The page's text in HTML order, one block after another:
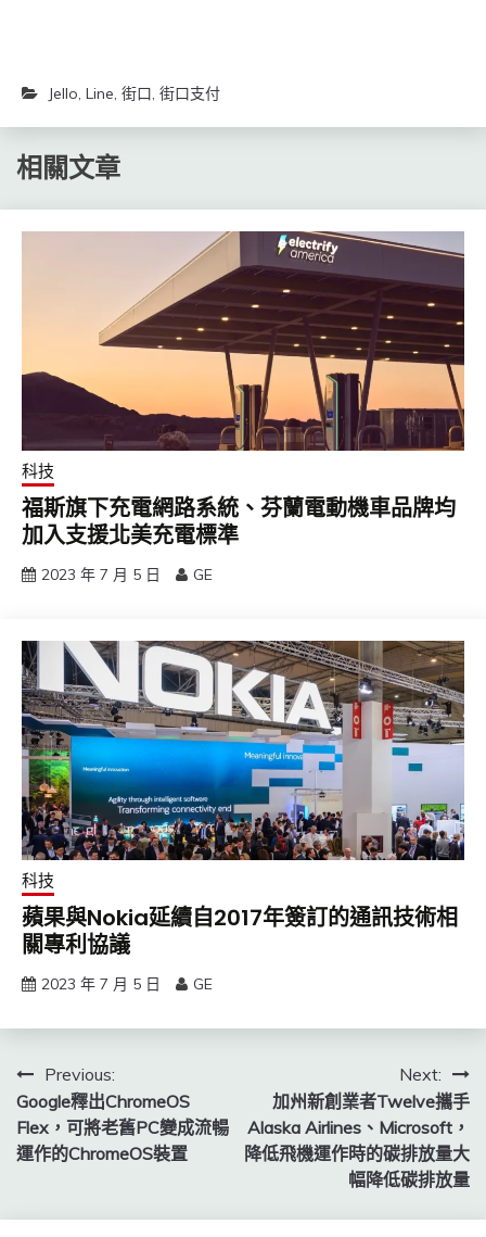
Jello, Line, 街口, 街口支付
相關文章
科技
福斯旗下充電網路系統、芬蘭電動機車品牌均
加入支援北美充電標準
2023 年 7 月 5 日 GE
科技
蘋果與Nokia延續自2017年簽訂的通訊技術相
關專利協議
2023 年 7 月 5 日 GE
文
章
導
Previous:
Google釋出ChromeOS
Flex，可將老舊PC變成流暢
運作的ChromeOS裝置
Next:
加州新創業者Twelve攜手
Alaska Airlines、Microsoft，
降低飛機運作時的碳排放量大
幅降低碳排放量